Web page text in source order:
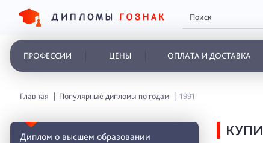
ПРОФЕССИИ ЦЕНЫ ОПЛАТА И ДОСТАВКА
Главная Популярные дипломы по годам 1991
Диплом о высшем образовании